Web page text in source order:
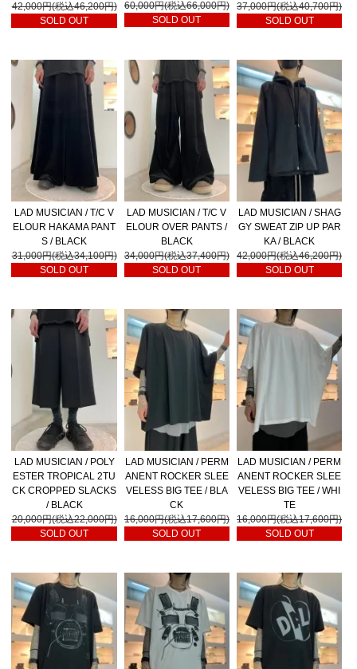
42,000円(税込46,200円)
SOLD OUT
60,000円(税込66,000円)
SOLD OUT
37,000円(税込40,700円)
SOLD OUT
LAD MUSICIAN / T/C V
ELOUR HAKAMA PANT
S / BLACK
31,000円(税込34,100円)
SOLD OUT
LAD MUSICIAN / T/C V
ELOUR OVER PANTS /
BLACK
34,000円(税込37,400円)
SOLD OUT
LAD MUSICIAN / SHAG
GY SWEAT ZIP UP PAR
KA / BLACK
42,000円(税込46,200円)
SOLD OUT
LAD MUSICIAN / POLY
ESTER TROPICAL 2TU
CK CROPPED SLACKS
/ BLACK
20,000円(税込22,000円)
SOLD OUT
LAD MUSICIAN / PERM
ANENT ROCKER SLEE
VELESS BIG TEE / BLA
CK
16,000円(税込17,600円)
SOLD OUT
LAD MUSICIAN / PERM
ANENT ROCKER SLEE
VELESS BIG TEE / WHI
TE
16,000円(税込17,600円)
SOLD OUT